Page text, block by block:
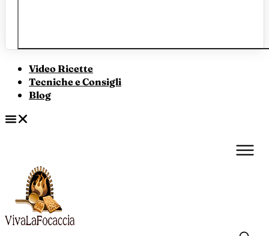
Video Ricette
Tecniche e Consigli
Blog